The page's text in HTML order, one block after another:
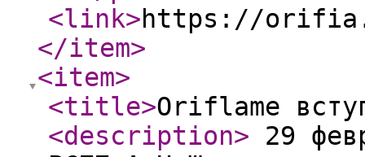
<link>https://
</item>
<item>
<title>Oriflame
<description> 29